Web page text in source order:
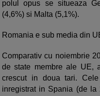
polul opus se situeaza
(4,6%) si Malta (5,1%).
Romania e sub media din
Comparativ cu noiembrie
de state membre ale UE,
crescut in doua tari.
inregistrat in Spania (de